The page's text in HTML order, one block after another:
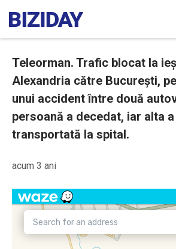
Teleorman. Trafic blocat la
Alexandria către București,
unui accident între două
persoană a decedat, iar alta
transportată la spital.
acum 3 ani